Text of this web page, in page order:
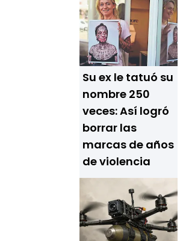
Su ex le tatuó su
nombre 250
veces: Así logró
borrar las
marcas de años
de violencia